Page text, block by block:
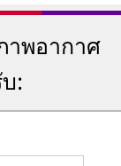
พอากาศ
: